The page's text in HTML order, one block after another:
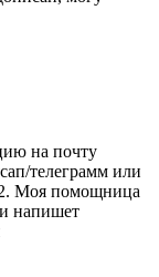
на почту
телеграмм или
Моя помощница
и напишет